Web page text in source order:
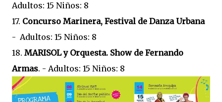
Adultos: 15 Niños: 8
17. Concurso Marinera, Festival de Danza Urbana
- Adultos: 15 Niños: 8
18. MARISOL y Orquesta. Show de Fernando
Armas. - Adultos: 15 Niños: 8